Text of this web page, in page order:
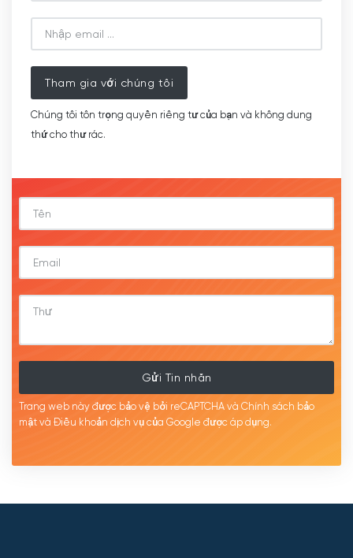
Tham gia với chúng tôi
Chúng tôi tôn trọng quyền riêng tư của bạn và không dung
thứ cho thư rác.
Gửi Tin nhắn
Trang web này được bảo vệ bởi reCAPTCHA và Chính sách bảo
mật và Điều khoản dịch vụ của Google được áp dụng.